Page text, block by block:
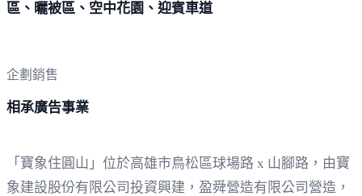
區、曬被區、空中花園、迎賓車道
企劃銷售
相承廣告事業
「寶象住圓山」位於高雄市鳥松區球場路 x 山腳路，由寶
象建設股份有限公司投資興建，盈舜營造有限公司營造，